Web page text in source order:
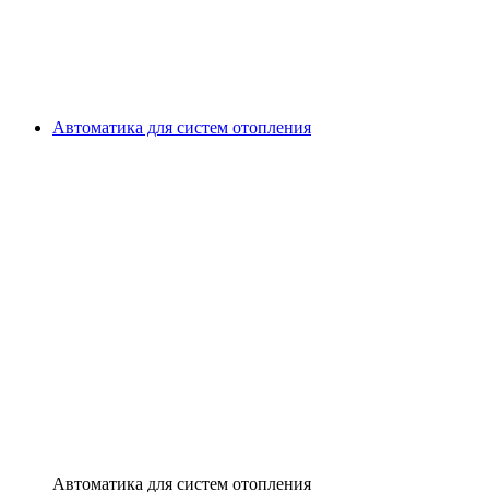
Автоматика для систем отопления
Автоматика для систем отопления